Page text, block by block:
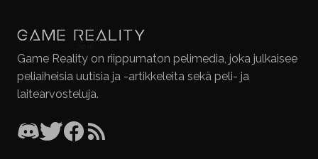
Game Reality on riippumaton pelimedia, joka julkaisee
peliaiheisia uutisia ja -artikkeleita sekä peli- ja
laitearvosteluja.